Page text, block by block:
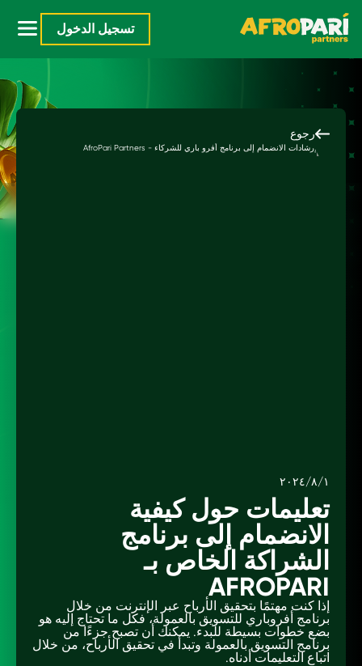
تسجيل الدخول
رجوع
١/‏٨/‏٢٠٢٤
تعليمات حول كيفية
الانضمام إلى برنامج
الشراكة الخاص بـ
AFROPARI
إذا كنت مهتمًا بتحقيق الأرباح عبر الإنترنت من خلال
برنامج أفروباري للتسويق بالعمولة، فكل ما تحتاج إليه هو
بضع خطوات بسيطة للبدء. يمكنك أن تصبح جزءًا من
برنامج التسويق بالعمولة وتبدأ في تحقيق الأرباح، من خلال
اتباع التعليمات أدناه.